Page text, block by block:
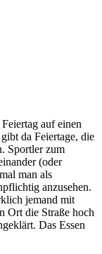
auf einen
da Feiertage, die
Sportler zum
(oder
man als
anzusehen.
jemand mit
Ort die Straße hoch
Das Essen